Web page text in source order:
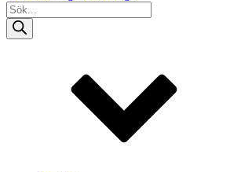
Products
search